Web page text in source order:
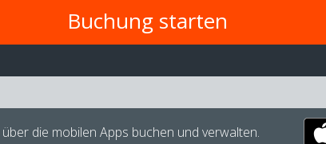
die mobilen Apps buchen und verwalten.